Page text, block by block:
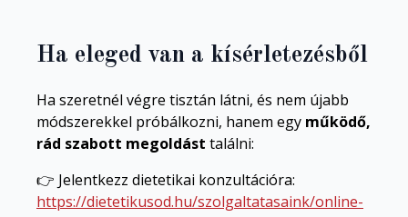
Ha eleged van a kísérletezésből
Ha szeretnél végre tisztán látni, és nem újabb
módszerekkel próbálkozni, hanem egy működő,
rád szabott megoldást találni:
👉 Jelentkezz dietetikai konzultációra:
https://dietetikusod.hu/szolgaltatasaink/online-